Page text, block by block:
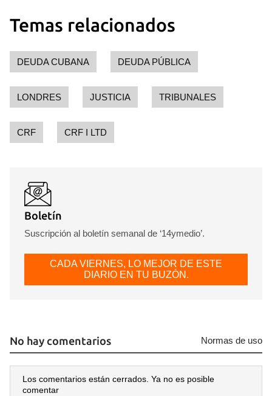
Temas relacionados
DEUDA CUBANA DEUDA PÚBLICA
LONDRES JUSTICIA TRIBUNALES
CRF CRF I LTD
Boletín
Suscripción al boletín semanal de ‘14ymedio’.
CADA VIERNES, LO MEJOR DE ESTE
DIARIO EN TU BUZÓN.
No hay comentarios Normas de uso
Los comentarios están cerrados. Ya no es posible
comentar